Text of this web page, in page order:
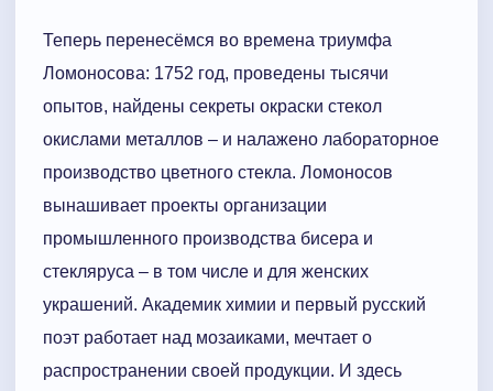
Теперь перенесёмся во времена триумфа
Ломоносова: 1752 год, проведены тысячи
опытов, найдены секреты окраски стекол
окислами металлов – и налажено лабораторное
производство цветного стекла. Ломоносов
вынашивает проекты организации
промышленного производства бисера и
стекляруса – в том числе и для женских
украшений. Академик химии и первый русский
поэт работает над мозаиками, мечтает о
распространении своей продукции. И здесь